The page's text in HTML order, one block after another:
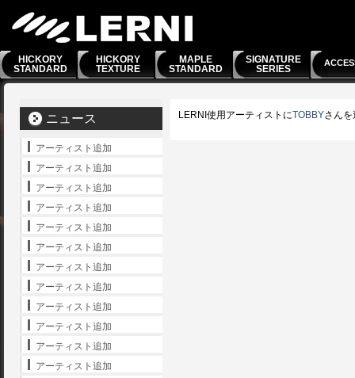
HICKORY
STANDARD
HICKORY
TEXTURE
MAPLE
STANDARD
SIGNATURE
SERIES
LERNI使用アーティストにTOBBYさん
ニュース
アーティスト追加
アーティスト追加
アーティスト追加
アーティスト追加
アーティスト追加
アーティスト追加
アーティスト追加
アーティスト追加
アーティスト追加
アーティスト追加
アーティスト追加
アーティスト追加